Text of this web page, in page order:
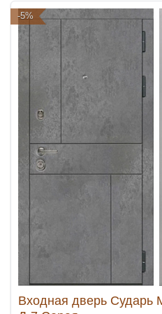
-5%
Входная дверь Сударь